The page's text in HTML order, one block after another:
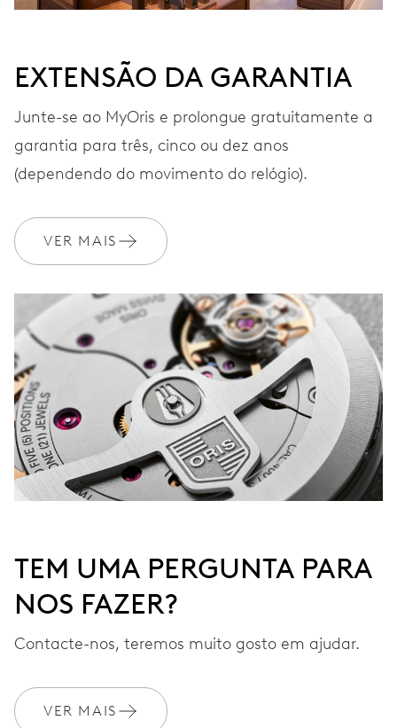
EXTENSÃO DA GARANTIA
Junte-se ao MyOris e prolongue gratuitamente a
garantia para três, cinco ou dez anos
(dependendo do movimento do relógio).
VER MAIS
TEM UMA PERGUNTA PARA
NOS FAZER?
Contacte-nos, teremos muito gosto em ajudar.
VER MAIS